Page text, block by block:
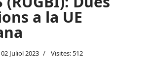
a la UE
02 Juliol 2023 Visites: 512